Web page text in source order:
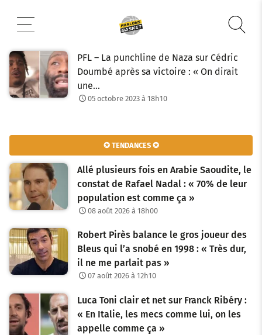
contenu
PFL – La punchline de Naza sur Cédric
Doumbé après sa victoire : « On dirait
une…
05 octobre 2023 à 18h10
✪ TENDANCES ✪
Allé plusieurs fois en Arabie Saoudite, le
constat de Rafael Nadal : « 70% de leur
population est comme ça »
08 août 2026 à 18h00
Robert Pirès balance le gros joueur des
Bleus qui l’a snobé en 1998 : « Très dur,
il ne me parlait pas »
07 août 2026 à 12h10
Luca Toni clair et net sur Franck Ribéry :
« En Italie, les mecs comme lui, on les
appelle comme ça »